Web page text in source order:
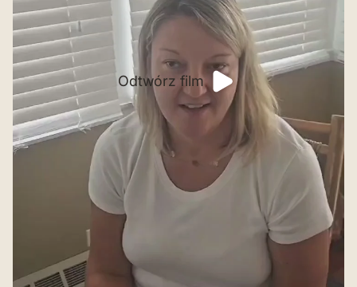
Odtwórz film